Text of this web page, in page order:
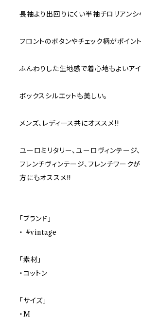
長袖より出回りにくい半袖チロリアンシ
フロントのボタンやチェック柄がポイン
ふんわりした生地感で着心地もよいアイ
ボックスシルエットも美しい。
メンズ、レディース共にオススメ!!
ユーロミリタリー、ユーロヴィンテージ、
フレンチヴィンテージ、フレンチワーク
方にもオススメ!!
「ブランド」
・ #vintage
「素材」
・コットン
「サイズ」
・M